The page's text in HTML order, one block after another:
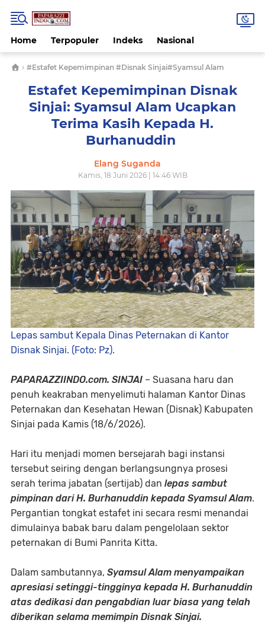
Home Terpopuler Indeks Nasional
› #Estafet Kepemimpinan #Disnak Sinjai#Syamsul Alam
Estafet Kepemimpinan Disnak
Sinjai: Syamsul Alam Ucapkan
Terima Kasih Kepada H.
Burhanuddin ​
Elang Suganda
Kamis, 18 Juni 2026 | 14:46 WIB
Lepas sambut Kepala Dinas Peternakan di Kantor
Disnak Sinjai. (Foto: Pz).
PAPARAZZIINDO.com. SINJAI – Suasana haru dan
penuh keakraban menyelimuti halaman Kantor Dinas
Peternakan dan Kesehatan Hewan (Disnak) Kabupaten
Sinjai pada Kamis (18/6/2026).
Hari itu menjadi momen bersejarah bagi instansi
tersebut seiring dengan berlangsungnya prosesi
serah terima jabatan (sertijab) dan lepas sambut
pimpinan dari H. Burhanuddin kepada Syamsul Alam.
Pergantian tongkat estafet ini secara resmi menandai
dimulainya babak baru dalam pengelolaan sektor
peternakan di Bumi Panrita Kitta.
​Dalam sambutannya, Syamsul Alam menyampaikan
apresiasi setinggi-tingginya kepada H. Burhanuddin
atas dedikasi dan pengabdian luar biasa yang telah
diberikan selama memimpin Disnak Sinjai.